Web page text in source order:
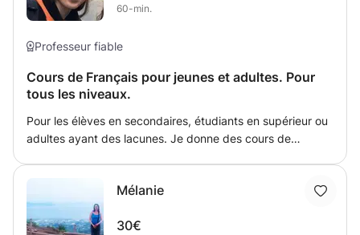
60-min.
Professeur fiable
Cours de Français pour jeunes et adultes. Pour
tous les niveaux.
Pour les élèves en secondaires, étudiants en supérieur ou
adultes ayant des lacunes. Je donne des cours de
cours, pour communiquer au quotidien, écrire des lettres
ou être plus efficace au travail, la maîtrise du Français
vous rend la vie plus agréable.
Mélanie
30€